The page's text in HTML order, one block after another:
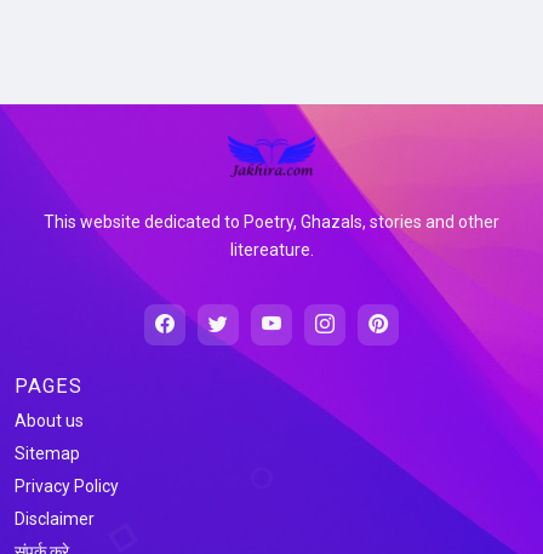
This website dedicated to Poetry, Ghazals, stories and other
litereature.
PAGES
About us
Sitemap
Privacy Policy
Disclaimer